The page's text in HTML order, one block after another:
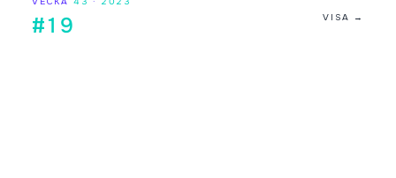
#19 VISA →